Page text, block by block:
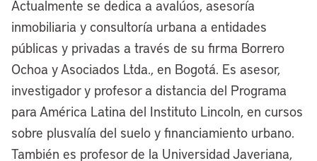
Actualmente se dedica a avalúos, asesoría
inmobiliaria y consultoría urbana a entidades
públicas y privadas a través de su firma Borrero
Ochoa y Asociados Ltda., en Bogotá. Es asesor,
investigador y profesor a distancia del Programa
para América Latina del Instituto Lincoln, en cursos
sobre plusvalía del suelo y financiamiento urbano.
También es profesor de la Universidad Javeriana,